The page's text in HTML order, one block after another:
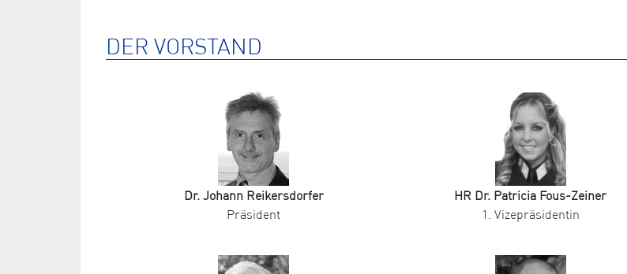
DER VORSTAND
Dr. Johann Reikersdorfer
Präsident
HR Dr. Patricia Fous-Zeiner
1. Vizepräsidentin